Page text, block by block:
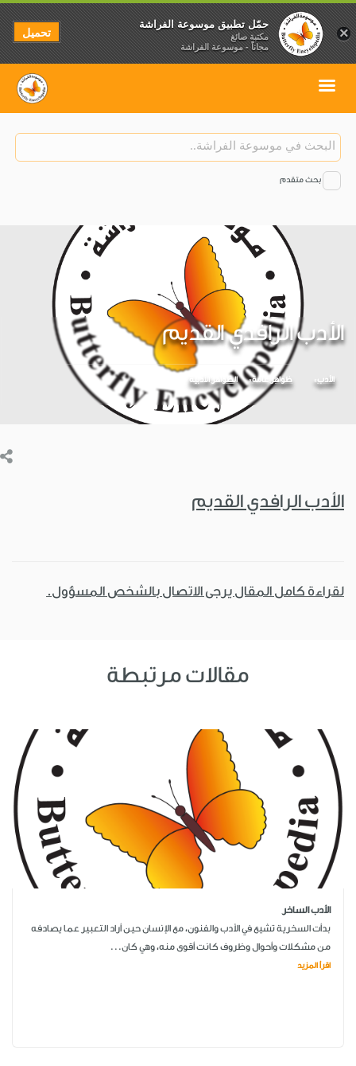
بحث متقدم
الأدب الرافدي القديم
الأدب ظواهر عامة الظواهر الأدبية
الأدب الرافدي القديم
لقراءة كامل المقال يرجى الاتصال بالشخص المسؤول.
مقالات مرتبطة
الأدب الساخر
بدأت السخرية تشيع في الأدب والفنون، مع الإنسان حين أراد التعبير عما يصادفه
من مشكلات وأحوال وظروف كانت أقوى منه، وهي كان...
اقرأ المزيد
×
حمّل تطبيق موسوعة الفراشة
مكتبة صائغ
مجاناً - موسوعة الفراشة
تحميل